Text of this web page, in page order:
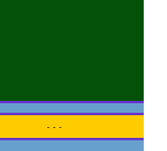
- - -